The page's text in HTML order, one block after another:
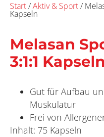
Start/Aktiv & Sport/
Kapseln
Melasan
3:1:1 Kapseln
Gut für Aufbau
Muskulatur
Frei von
Inhalt: 75 Kapseln